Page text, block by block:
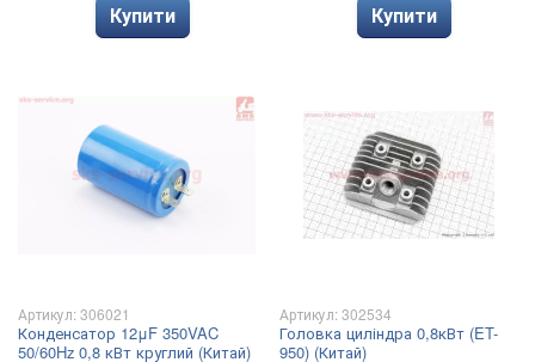
Купити Купити
Артикул: 306021
Конденсатор 12μF 350VAC
50/60Hz 0,8 кВт круглий (Китай)
Артикул: 302534
Головка циліндра 0,8кВт (ET-
950) (Китай)